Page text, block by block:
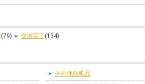
(79) 交渉完了 (134)
その他化粧品